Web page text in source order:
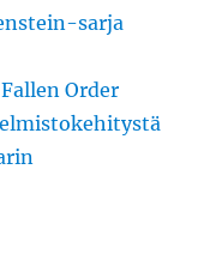
sarja
Order